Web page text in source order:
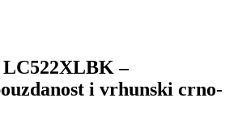
–
i vrhunski crno-